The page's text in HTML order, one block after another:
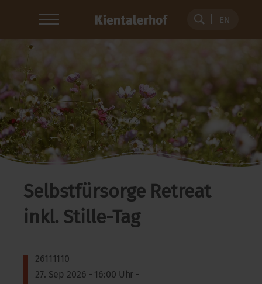
EN
Selbstfürsorge Retreat
inkl. Stille-Tag
26111110
27. Sep 2026 - 16:00 Uhr -